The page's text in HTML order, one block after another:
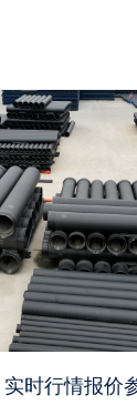
时行情报价